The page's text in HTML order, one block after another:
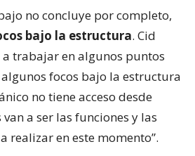
no concluye por completo,
bajo la estructura. Cid
a trabajar en algunos puntos
focos bajo la estructura
no tiene acceso desde
a ser las funciones y las
realizar en este momento”.